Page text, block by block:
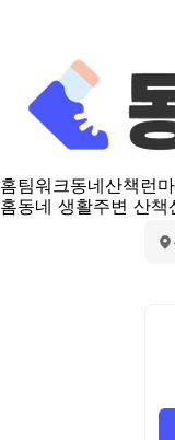
홈팀워크동네산책 런
홈동네 생활주변 산책